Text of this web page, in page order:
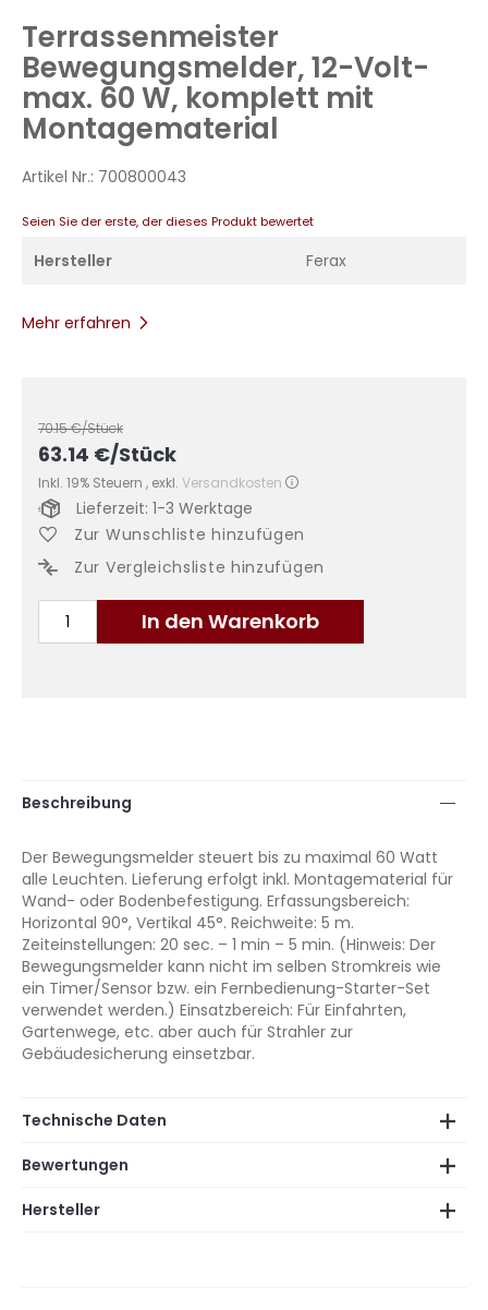
springen
Terrassenmeister
Bewegungsmelder, 12-Volt-
max. 60 W, komplett mit
Montagematerial
Artikel Nr.: 700800043
Seien Sie der erste, der dieses Produkt bewertet
Hersteller Ferax
Mehr erfahren
70.15€/Stück
63.14 €/Stück
Inkl. 19% Steuern , exkl. Versandkosten
In den Warenkorb
Lieferzeit: 1-3 Werktage
Zur Wunschliste hinzufügen
Zur Vergleichsliste hinzufügen
Beschreibung
Der Bewegungsmelder steuert bis zu maximal 60 Watt
alle Leuchten. Lieferung erfolgt inkl. Montagematerial für
Wand- oder Bodenbefestigung. Erfassungsbereich:
Horizontal 90°, Vertikal 45°. Reichweite: 5 m.
Zeiteinstellungen: 20 sec. – 1 min – 5 min. (Hinweis: Der
Bewegungsmelder kann nicht im selben Stromkreis wie
ein Timer/Sensor bzw. ein Fernbedienung-Starter-Set
verwendet werden.) Einsatzbereich: Für Einfahrten,
Gartenwege, etc. aber auch für Strahler zur
Gebäudesicherung einsetzbar.
Technische Daten
Bewertungen
Hersteller